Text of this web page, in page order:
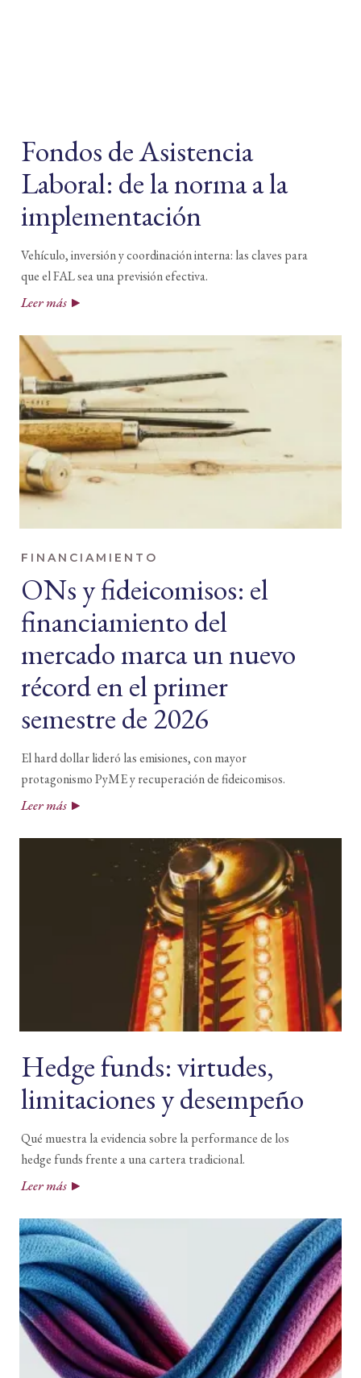
Fondos de Asistencia
Laboral: de la norma a la
implementación
Vehículo, inversión y coordinación interna: las claves para
que el FAL sea una previsión efectiva.
Leer más
FINANCIAMIENTO
ONs y fideicomisos: el
financiamiento del
mercado marca un nuevo
récord en el primer
semestre de 2026
El hard dollar lideró las emisiones, con mayor
protagonismo PyME y recuperación de fideicomisos.
Leer más
Hedge funds: virtudes,
limitaciones y desempeño
Qué muestra la evidencia sobre la performance de los
hedge funds frente a una cartera tradicional.
Leer más